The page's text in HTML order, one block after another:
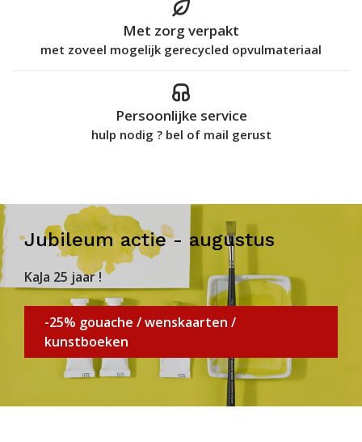
Met zorg verpakt
met zoveel mogelijk gerecycled opvulmateriaal
Persoonlijke service
hulp nodig ? bel of mail gerust
Jubileum actie - augustus
KaJa 25 jaar !
-25% gouache / wenskaarten /
kunstboeken